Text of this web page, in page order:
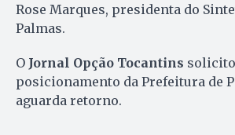
Rose Marques, presidenta do
Palmas.
O Jornal Opção Tocantins
posicionamento da Prefeitura de
aguarda retorno.